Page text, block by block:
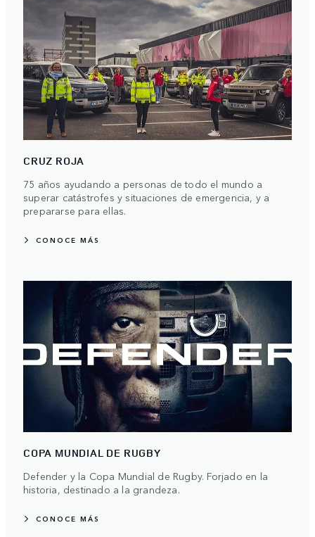
CRUZ ROJA
75 años ayudando a personas de todo el mundo a
superar catástrofes y situaciones de emergencia, y a
prepararse para ellas.
CONOCE MÁS
COPA MUNDIAL DE RUGBY
Defender y la Copa Mundial de Rugby. Forjado en la
historia, destinado a la grandeza.
CONOCE MÁS